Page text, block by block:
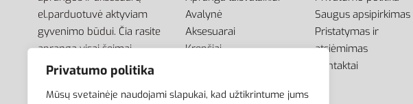
Privatumo politika
Mūsų svetainėje naudojami slapukai, kad užtikrintume jums
el.parduotuvė aktyviam
gyvenimo būdui. Čia rasite
aprangą visai šeimai –
vyrams, moterims bei
Avalynė
Aksesuarai
Krepšiai
Saugus apsipirkimas
Pristatymas ir
atsiėmimas
Kontaktai